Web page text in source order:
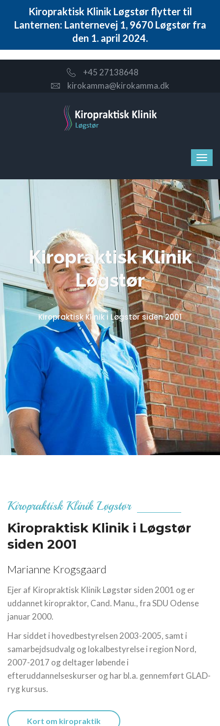
Kiropraktisk Klinik Løgstør flytter til
Lanternen: Lanternevej 1, 9670 Løgstør fra
den 1. april 2024.
+45 27138648
kirokamma@kirokamma.dk
Kiropraktisk Klinik Løgstør
Kiropraktisk Klinik i Løgstør
siden 2001
Marianne Krogsgaard
Ejer af Kiropraktisk Klinik Løgstør siden 2001 og er
uddannet kiropraktor, Cand. Manu., fra SDU Odense
januar 2000.
Har siddet i hovedbestyrelsen 2003-2005, samt i
samarbejdsudvalg og lokalbestyrelse i region Nord,
2007-2017 og deltager løbende i
efteruddannelseskurser og har bl.a. gennemført GLAD-
ryg kursus.
Kort om kiropraktik